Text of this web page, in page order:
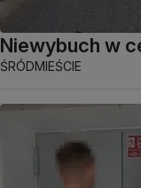
Niewybuch w
ŚRÓDMIEŚCIE